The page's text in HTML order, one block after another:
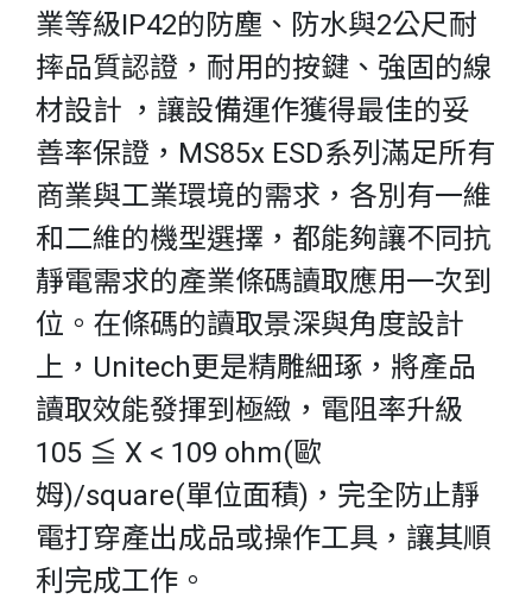
業等級IP42的防塵、防水與2公尺耐
摔品質認證，耐用的按鍵、強固的線
材設計 ，讓設備運作獲得最佳的妥
善率保證，MS85x ESD系列滿足所有
商業與工業環境的需求，各別有一維
和二維的機型選擇，都能夠讓不同抗
靜電需求的產業條碼讀取應用一次到
位。在條碼的讀取景深與角度設計
上，Unitech更是精雕細琢，將產品
讀取效能發揮到極緻，電阻率升級
105 ≦ X < 109 ohm(歐
姆)/square(單位面積)，完全防止靜
電打穿產出成品或操作工具，讓其順
利完成工作。